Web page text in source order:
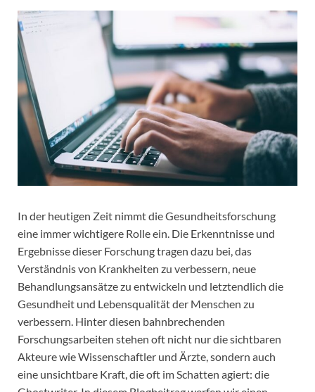
In der heutigen Zeit nimmt die Gesundheitsforschung
eine immer wichtigere Rolle ein. Die Erkenntnisse und
Ergebnisse dieser Forschung tragen dazu bei, das
Verständnis von Krankheiten zu verbessern, neue
Behandlungsansätze zu entwickeln und letztendlich die
Gesundheit und Lebensqualität der Menschen zu
verbessern. Hinter diesen bahnbrechenden
Forschungsarbeiten stehen oft nicht nur die sichtbaren
Akteure wie Wissenschaftler und Ärzte, sondern auch
eine unsichtbare Kraft, die oft im Schatten agiert: die